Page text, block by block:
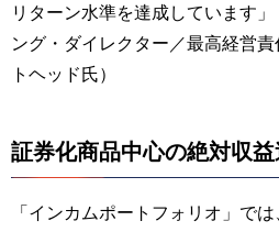
リターン水準を達成しています
ング・ダイレクター／最高経営
トヘッド氏）
証券化商品中心の絶対収
「インカムポートフォリオ」で